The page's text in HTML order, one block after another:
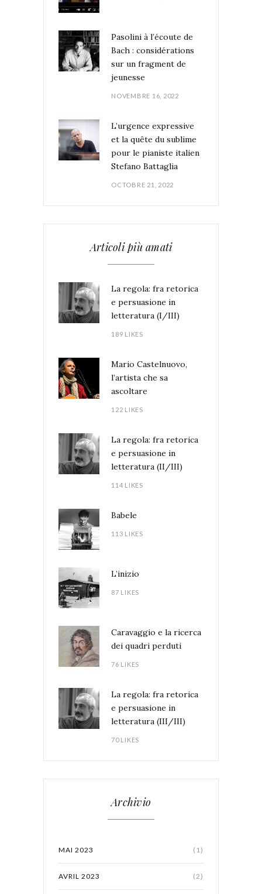
Pasolini à l’écoute de
Bach : considérations
sur un fragment de
jeunesse
NOVEMBRE 16, 2022
L’urgence expressive
et la quête du sublime
pour le pianiste italien
Stefano Battaglia
OCTOBRE 21, 2022
Articoli più amati
La regola: fra retorica
e persuasione in
letteratura (I/III)
189 LIKES
Mario Castelnuovo,
l’artista che sa
ascoltare
122 LIKES
La regola: fra retorica
e persuasione in
letteratura (II/III)
114 LIKES
Babele
113 LIKES
L’inizio
87 LIKES
Caravaggio e la ricerca
dei quadri perduti
76 LIKES
La regola: fra retorica
e persuasione in
letteratura (III/III)
70 LIKES
Archivio
MAI 2023 (1)
AVRIL 2023 (2)